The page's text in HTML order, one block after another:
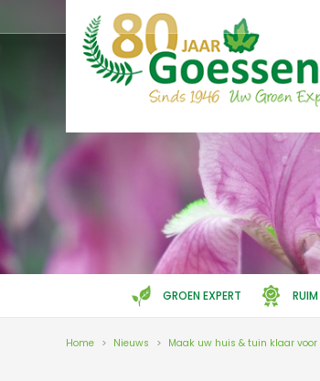
GROEN EXPERT
Home > Nieuws > Maak uw huis & tuin klaar voor